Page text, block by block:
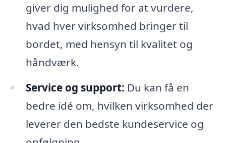
giver dig mulighed for at vurdere,
hvad hver virksomhed bringer til
bordet, med hensyn til kvalitet og
håndværk.
Service og support: Du kan få en
bedre idé om, hvilken virksomhed der
leverer den bedste kundeservice og